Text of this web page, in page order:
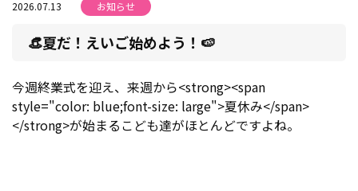
2026.07.13 お知らせ
👒夏だ！えいご始めよう！🍉
今週終業式を迎え、来週から<strong><span
style="color: blue;font-size: large">夏休み</span>
</strong>が始まるこども達がほとんどですよね。